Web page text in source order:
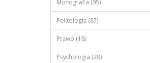
Monografia (95)
Politologia (87)
Prawo (18)
Psychologia (28)